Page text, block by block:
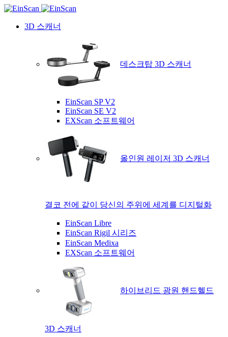
3D 스캐너
데스크탑 3D 스캐너
EinScan SP V2
EinScan SE V2
EXScan 소프트웨어
올인원 레이저 3D 스캐너
결코 전에 같이 당신의 주위에 세계를 디지털화
EinScan Libre
EinScan Rigil 시리즈
EinScan Medixa
EXScan 소프트웨어
하이브리드 광원 핸드헬드
3D 스캐너